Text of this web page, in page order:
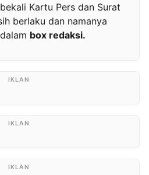
Kartu Pers dan Surat
berlaku dan namanya
box redaksi.